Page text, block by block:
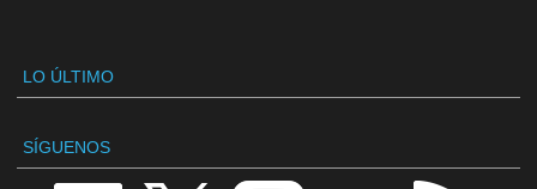
LO ÚLTIMO
SÍGUENOS